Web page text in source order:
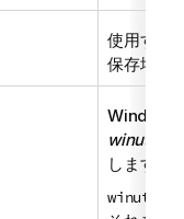
使用する
保存場所
Windows
します。